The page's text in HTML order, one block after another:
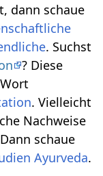
dann schaue
. Suchst
? Diese
. Vielleicht
Nachweise
schaue
Ayurveda.